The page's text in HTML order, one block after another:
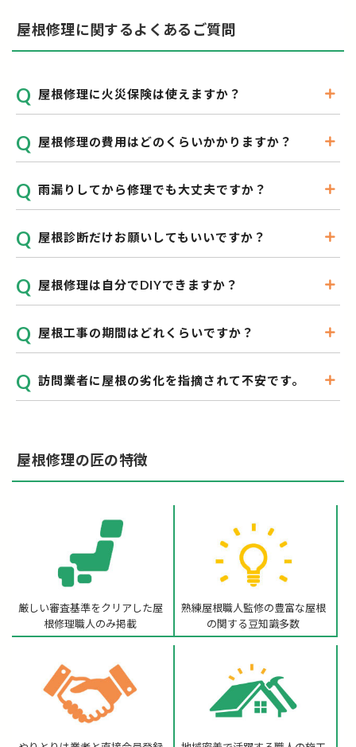
屋根修理に関するよくあるご質問
屋根修理に火災保険は使えますか？
屋根修理の費用はどのくらいかかりますか？
雨漏りしてから修理でも大丈夫ですか？
屋根診断だけお願いしてもいいですか？
屋根修理は自分でDIYできますか？
屋根工事の期間はどれくらいですか？
訪問業者に屋根の劣化を指摘されて不安です。
屋根修理の匠の特徴
厳しい審査基準をクリアした屋
根修理職人のみ掲載
熟練屋根職人監修の豊富な屋根
の関する豆知識多数